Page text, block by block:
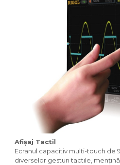
Afișaj Tactil
Ecranul capacitiv multi-touch de
diverselor gesturi tactile,